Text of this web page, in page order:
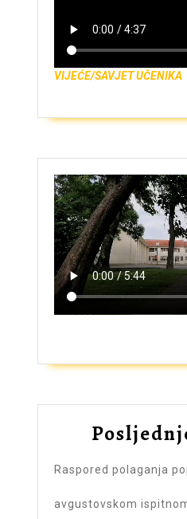
VIJEĆE/SAVJET UČENIKA
Raspored polaganja
avgustovskom